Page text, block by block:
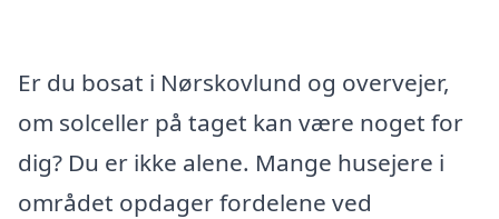
Er du bosat i Nørskovlund og overvejer,
om solceller på taget kan være noget for
dig? Du er ikke alene. Mange husejere i
området opdager fordelene ved